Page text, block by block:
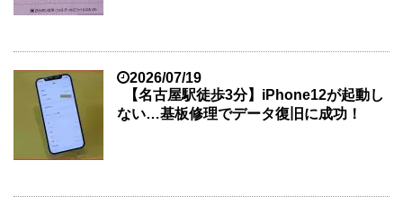
2026/07/19
【名古屋駅徒歩3分】iPhone12が起動し
ない…基板修理でデータ復旧に成功！